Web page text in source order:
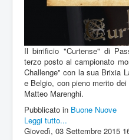
Il birrificio "Curtense" di
terzo posto al campionato
Challenge" con la sua Brixia
e Belgio, con pieno merito
Matteo Marenghi.
Pubblicato in Buone Nuove
Leggi tutto...
Giovedì, 03 Settembre 2015